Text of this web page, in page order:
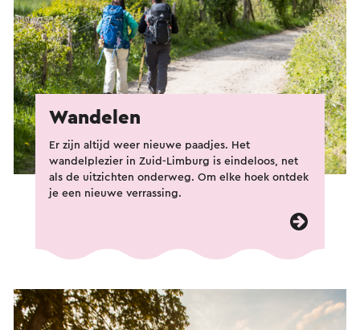
Wandelen
Er zijn altijd weer nieuwe paadjes. Het
wandelplezier in Zuid-Limburg is eindeloos, net
als de uitzichten onderweg. Om elke hoek ontdek
je een nieuwe verrassing.